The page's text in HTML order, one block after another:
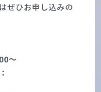
ぜひお申し込みの
〜